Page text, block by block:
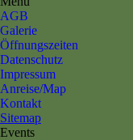
AGB
Galerie
Öffnungszeiten
Datenschutz
Impressum
Anreise/Map
Kontakt
Sitemap
Events